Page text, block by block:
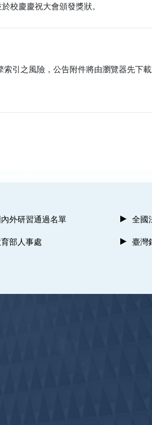
校慶慶祝大會頒發獎狀。
引之風險，公告附件將由瀏覽器先下
外研習通過名單 全國
部人事處
臺灣